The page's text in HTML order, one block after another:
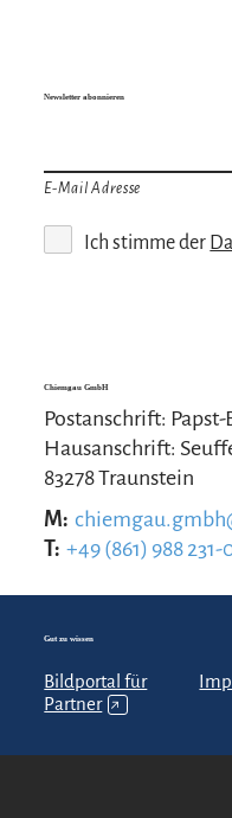
Newsletter abonnieren
E-Mail Adresse
Ich stimme der
Chiemgau GmbH
Postanschrift:
Hausanschrift:
83278 Traunstein
M:
T: +49 (861) 988 231-
Gut zu wissen
Bildportal für
Partner ↗